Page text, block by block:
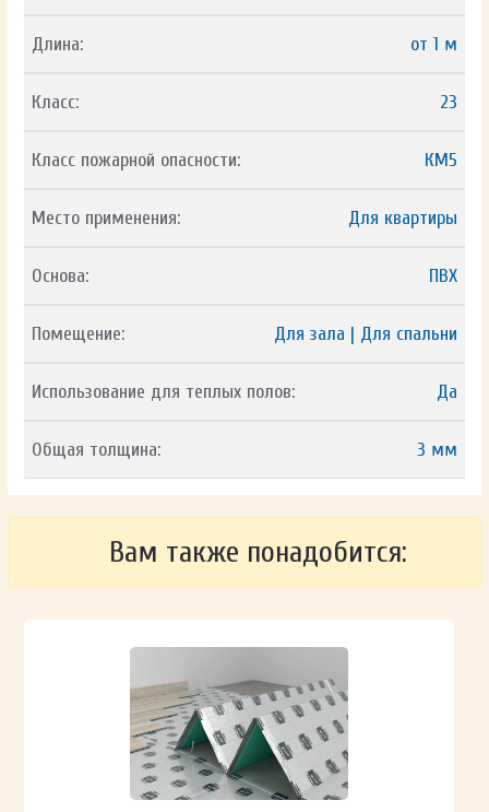
Длина: от 1 м
Класс: 23
Класс пожарной опасности: КМ5
Место применения: Для квартиры
Основа: ПВХ
Помещение: Для зала | Для спальни
Использование для теплых полов: Да
Общая толщина: 3 мм
Вам также понадобится: